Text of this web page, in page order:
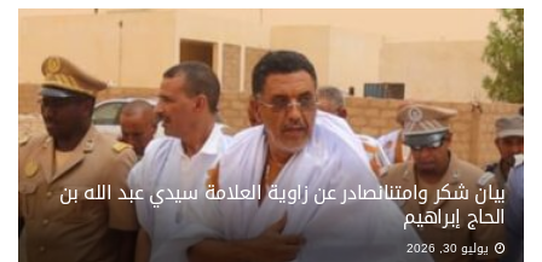
بيان شكر وامتنان​صادر عن زاوية العلامة سيدي عبد الله بن
الحاج إبراهيم
يوليو 30, 2026